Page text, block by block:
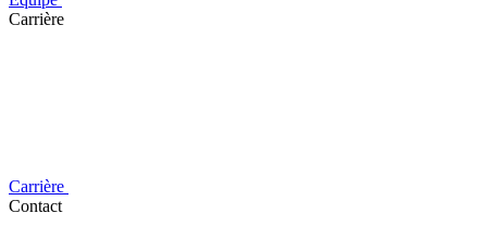
Carrière
Carrière
Contact